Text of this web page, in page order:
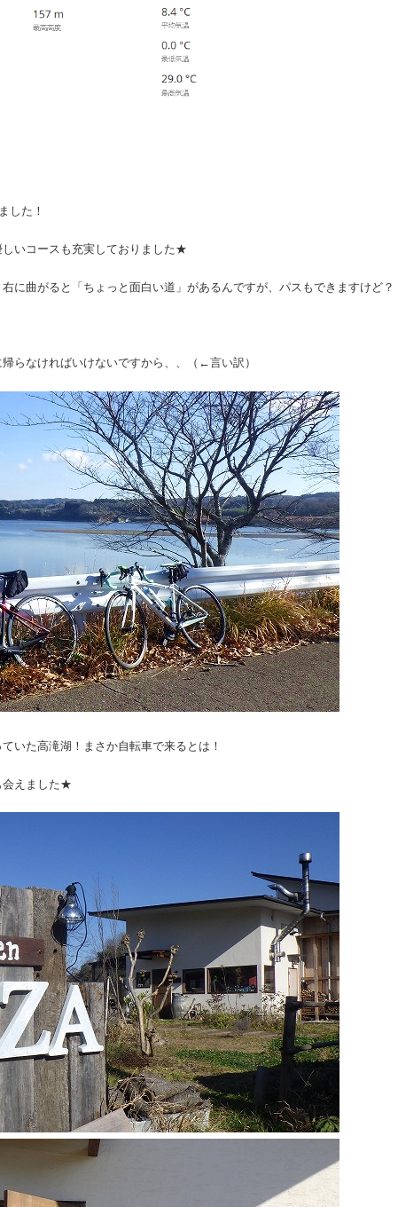
した！
いコースも充実しておりました★
に曲がると「ちょっと面白い道」があるんですが、パスもできますけど？
らなければいけないですから、、（←言い訳）
いた高滝湖！まさか自転車で来るとは！
会えました★